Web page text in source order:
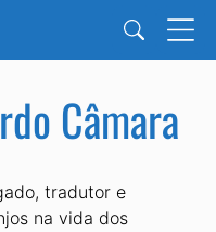
Câmara
tradutor e
na vida dos